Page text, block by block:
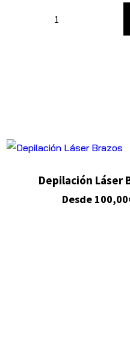
Depilación Láser
Desde 100,00